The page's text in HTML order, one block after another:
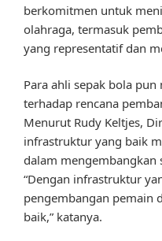
berkomitmen untuk
olahraga, termasuk
yang representatif dan
Para ahli sepak bola
terhadap rencana
Menurut Rudy Keltjes,
infrastruktur yang baik
dalam mengembangkan
“Dengan infrastruktur
pengembangan pemain
baik,” katanya.